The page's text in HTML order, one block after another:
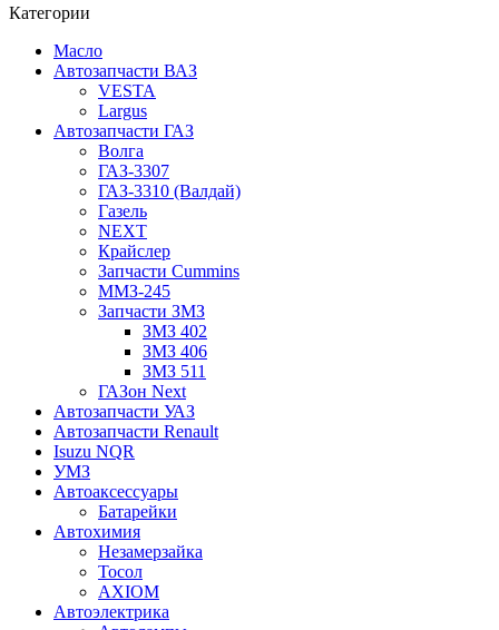
Категории
Масло
Автозапчасти ВАЗ
VESTA
Largus
Автозапчасти ГАЗ
Волга
ГАЗ-3307
ГАЗ-3310 (Валдай)
Газель
NEXT
Крайслер
Запчасти Cummins
ММЗ-245
Запчасти ЗМЗ
ЗМЗ 402
ЗМЗ 406
ЗМЗ 511
ГАЗон Next
Автозапчасти УАЗ
Автозапчасти Renault
Isuzu NQR
УМЗ
Автоаксессуары
Батарейки
Автохимия
Незамерзайка
Тосол
AXIOM
Автоэлектрика